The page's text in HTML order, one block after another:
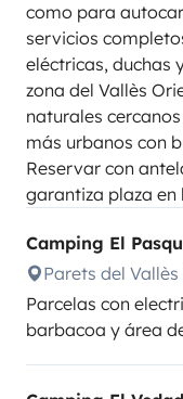
como para
servicios
eléctricas, duchas
zona del Vallès
naturales
más urbanos con
Reservar con
garantiza plaza
Camping El
Parets del
Parcelas con
barbacoa y área